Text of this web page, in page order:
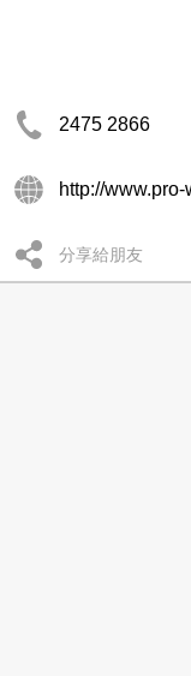
2475 2866
http://
分享給朋友